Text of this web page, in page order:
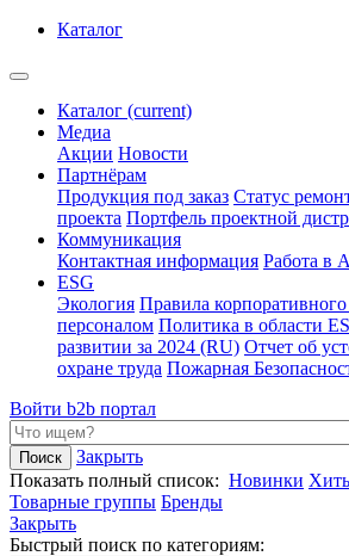
Каталог
Каталог (current)
Медиа
Акции Новости
Партнёрам
Продукция под заказ Статус
проекта Портфель проектной
Коммуникация
Контактная информация Работа в
ESG
Экология Правила
персоналом Политика в области
развитии за 2024 (RU) Отчет об
охране труда Пожарная
Войти b2b портал
Закрыть
Показать полный список: Новинки
Товарные группы Бренды
Закрыть
Быстрый поиск по категориям: